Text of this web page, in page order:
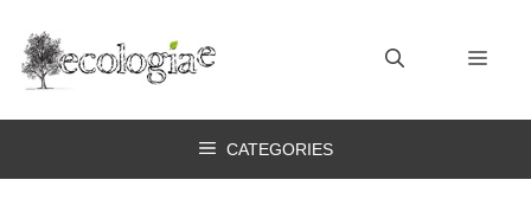
contenuto
CATEGORIES